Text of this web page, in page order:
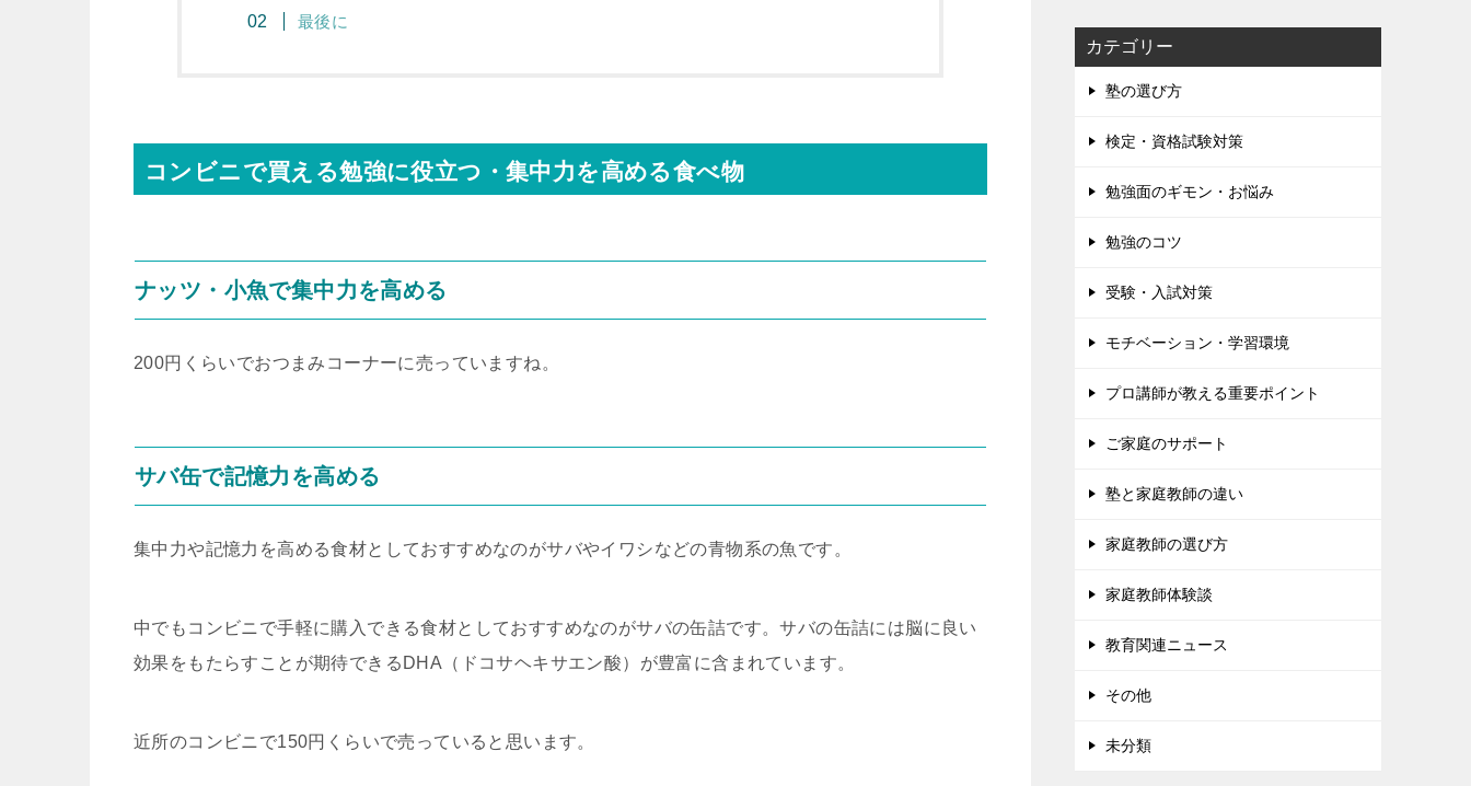
最後に
コンビニで買える勉強に役立つ・集中力を高める食べ物
ナッツ・小魚で集中力を高める
200円くらいでおつまみコーナーに売っていますね。
サバ缶で記憶力を高める
集中力や記憶力を高める食材としておすすめなのがサバやイワシなどの青物系の魚です。
中でもコンビニで手軽に購入できる食材としておすすめなのがサバの缶詰です。サバの缶詰には脳に良い
効果をもたらすことが期待できるDHA（ドコサヘキサエン酸）が豊富に含まれています。
近所のコンビニで150円くらいで売っていると思います。
カテゴリー
塾の選び方
検定・資格試験対策
勉強面のギモン・お悩み
勉強のコツ
受験・入試対策
モチベーション・学習環境
プロ講師が教える重要ポイント
ご家庭のサポート
塾と家庭教師の違い
家庭教師の選び方
家庭教師体験談
教育関連ニュース
その他
未分類